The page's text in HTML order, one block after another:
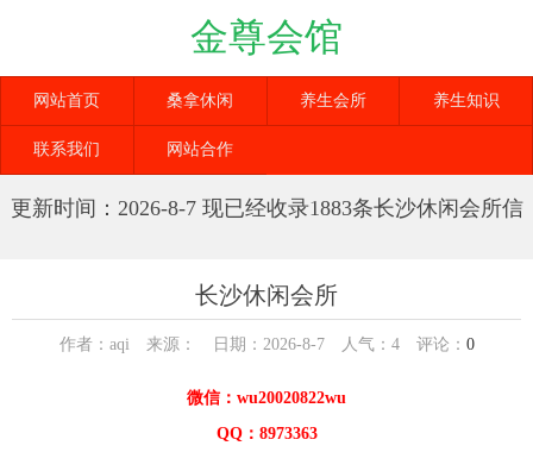
金尊会馆
网站首页 桑拿休闲 养生会所 养生知识
联系我们 网站合作
更新时间：2026-8-7 现已经收录1883条长沙休闲会所信
长沙休闲会所
作者：aqi 来源： 日期：2026-8-7 人气： 4评论： 0
微信：wu20020822wu
QQ：8973363